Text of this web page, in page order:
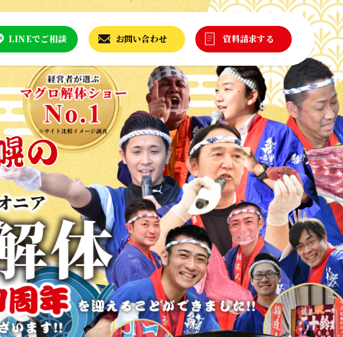
LINEでご相談 お問い合わせ 資料請求する
の